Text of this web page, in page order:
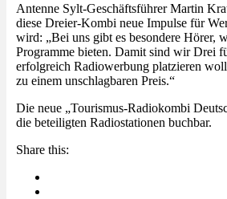
Antenne Sylt-Geschäftsführer Martin
diese Dreier-Kombi neue Impulse für
wird: „Bei uns gibt es besondere Hörer,
Programme bieten. Damit sind wir Drei
erfolgreich Radiowerbung platzieren
zu einem unschlagbaren Preis.“
Die neue „Tourismus-Radiokombi
die beteiligten Radiostationen buchbar.
Share this: